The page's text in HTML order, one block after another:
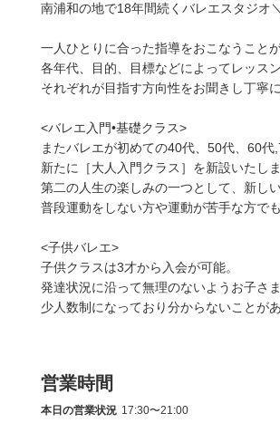
南浦和の地で18年間続くバレエスタジオ
一人ひとりに合った指導をおこなうこと
各年代、目的、目標などによってレッス
それぞれが目指す方向性をお聞きし丁寧
<バレエ入門•基礎クラス>
またバレエが初めての40代、50代、60
新たに［大人入門クラス］を新設いたし
第二の人生の楽しみの一つとして、新し
普段運動をしない方や運動が苦手な方で
<子供バレエ>
子供クラスは3才から入会が可能。
発達状況に沿って無理のないようお子さ
少人数制になっており分からないことが
営業時間
本日の営業状況 17:30〜21:00